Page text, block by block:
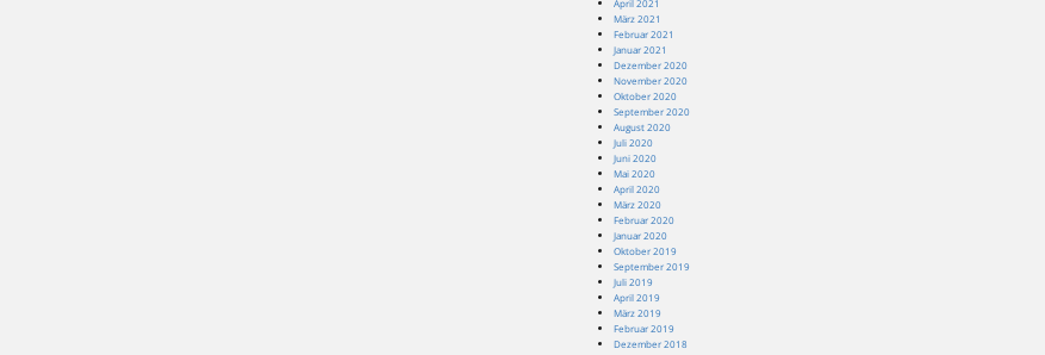
April 2021
März 2021
Februar 2021
Januar 2021
Dezember 2020
November 2020
Oktober 2020
September 2020
August 2020
Juli 2020
Juni 2020
Mai 2020
April 2020
März 2020
Februar 2020
Januar 2020
Oktober 2019
September 2019
Juli 2019
April 2019
März 2019
Februar 2019
Dezember 2018